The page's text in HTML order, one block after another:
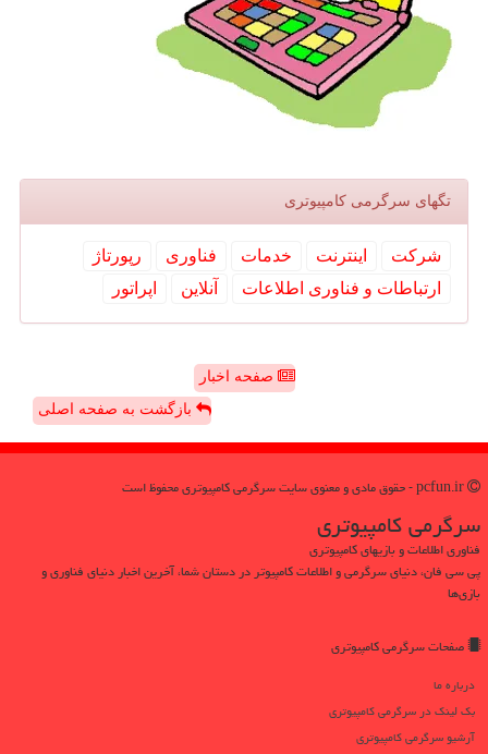
تگهای سرگرمی كامپیوتری
شركت اینترنت خدمات فناوری
رپورتاژ
ارتباطات و فناوری اطلاعات
آنلاین اپراتور
صفحه اخبار
بازگشت به صفحه اصلی
سرگرمی كامپیوتری
فناوری اطلاعات و بازیهای کامپیوتری
پی سی فان، دنیای سرگرمی و اطلاعات کامپیوتر در دستان شما، آخرین اخبار دنیای فناوری و
بازی‌ها
صفحات سرگرمی كامپیوتری
درباره ما
بک لینک در سرگرمی كامپیوتری
آرشیو سرگرمی كامپیوتری